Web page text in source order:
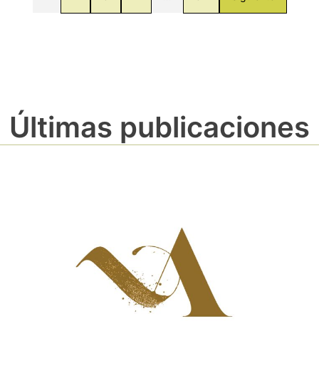
Últimas publicaciones